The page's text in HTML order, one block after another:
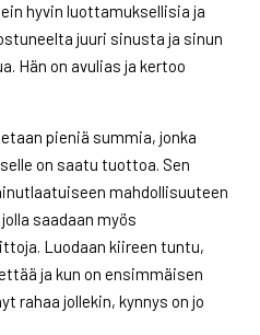
hyvin luottamuksellisia ja
juuri sinusta ja sinun
Hän on avulias ja kertoo
pieniä summia, jonka
on saatu tuottoa. Sen
mahdollisuuteen
saadaan myös
Luodaan kiireen tuntu,
ja kun on ensimmäisen
rahaa jollekin, kynnys on jo